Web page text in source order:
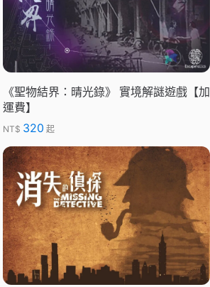
《聖物結界：晴光錄》 實境解謎遊戲【加
運費】
NT$ 320 起